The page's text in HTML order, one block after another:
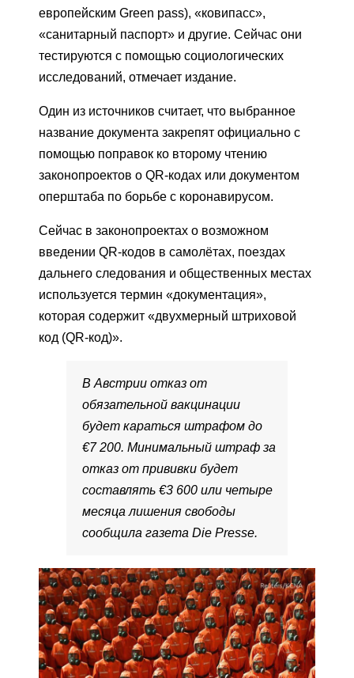
европейским Green pass), «ковипасс»,
«санитарный паспорт» и другие. Сейчас они
тестируются с помощью социологических
исследований, отмечает издание.
Один из источников считает, что выбранное
название документа закрепят официально с
помощью поправок ко второму чтению
законопроектов о QR-кодах или документом
оперштаба по борьбе с коронавирусом.
Сейчас в законопроектах о возможном
введении QR-кодов в самолётах, поездах
дальнего следования и общественных местах
используется термин «документация»,
которая содержит «двухмерный штриховой
код (QR-код)».
В Австрии отказ от
обязательной вакцинации
будет караться штрафом до
€7 200. Минимальный штраф за
отказ от прививки будет
составлять €3 600 или четыре
месяца лишения свободы
сообщила газета Die Presse.